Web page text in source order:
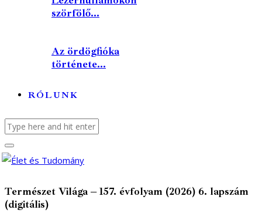
szörfölő...
Az ördögfióka
története...
RÓLUNK
Természet Világa – 157. évfolyam (2026) 6. lapszám
(digitális)